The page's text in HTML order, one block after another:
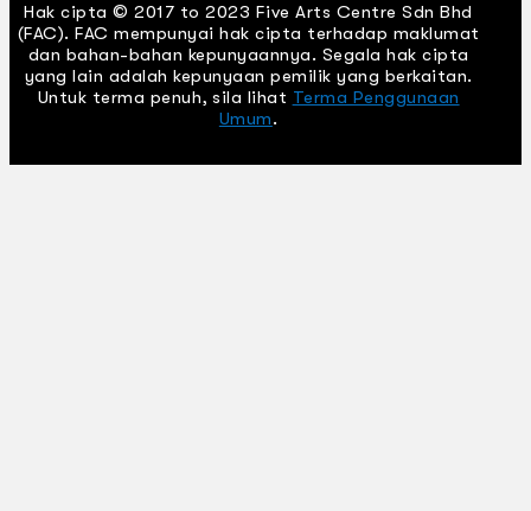
Hak cipta © 2017 to 2023 Five Arts Centre Sdn Bhd
(FAC). FAC mempunyai hak cipta terhadap maklumat
dan bahan-bahan kepunyaannya. Segala hak cipta
yang lain adalah kepunyaan pemilik yang berkaitan.
Untuk terma penuh, sila lihat Terma Penggunaan
Umum.